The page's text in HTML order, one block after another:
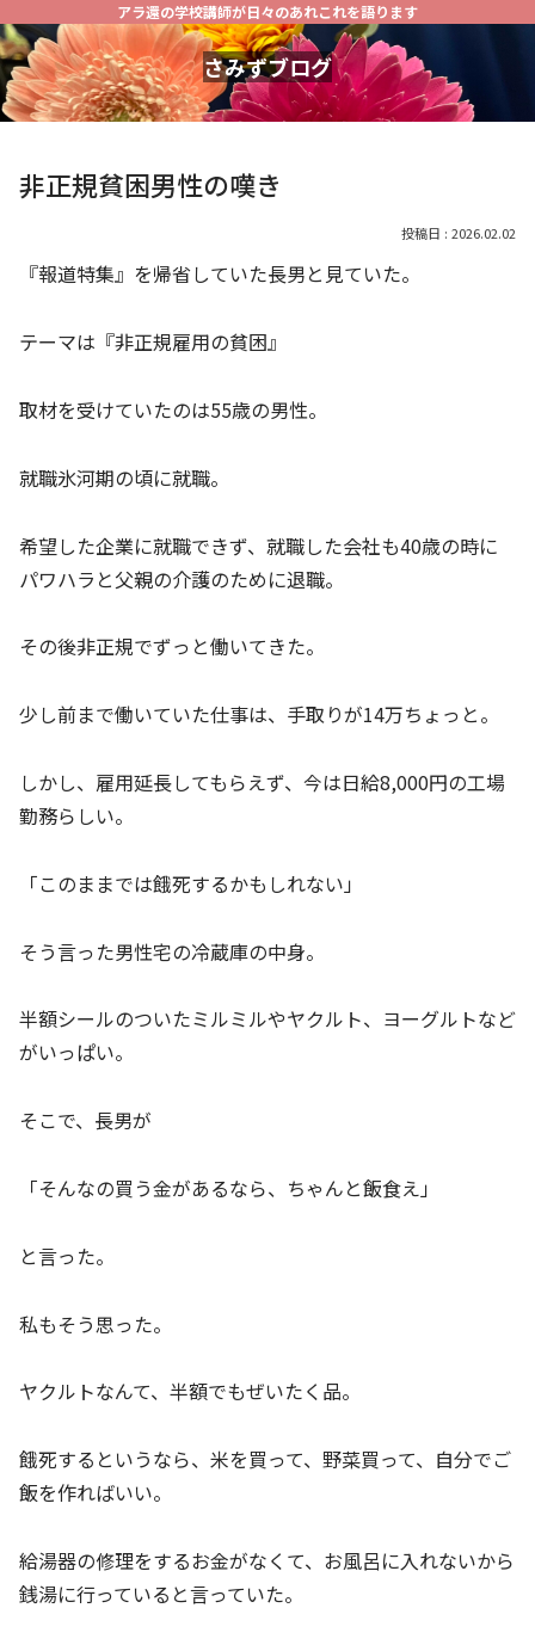
アラ還の学校講師が日々のあれこれを語ります
さみずブログ
非正規貧困男性の嘆き
2026.02.02
『報道特集』を帰省していた長男と見ていた。
テーマは『非正規雇用の貧困』
取材を受けていたのは55歳の男性。
就職氷河期の頃に就職。
希望した企業に就職できず、就職した会社も40歳の時に
パワハラと父親の介護のために退職。
その後非正規でずっと働いてきた。
少し前まで働いていた仕事は、手取りが14万ちょっと。
しかし、雇用延長してもらえず、今は日給8,000円の工場
勤務らしい。
「このままでは餓死するかもしれない」
そう言った男性宅の冷蔵庫の中身。
半額シールのついたミルミルやヤクルト、ヨーグルトなど
がいっぱい。
そこで、長男が
「そんなの買う金があるなら、ちゃんと飯食え」
と言った。
私もそう思った。
ヤクルトなんて、半額でもぜいたく品。
餓死するというなら、米を買って、野菜買って、自分でご
飯を作ればいい。
給湯器の修理をするお金がなくて、お風呂に入れないから
銭湯に行っていると言っていた。